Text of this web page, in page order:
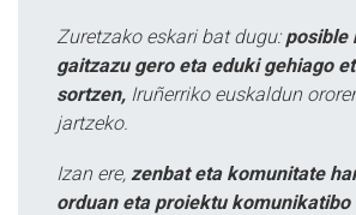
Zuretzako eskari bat dugu: posible
gaitzazu gero eta eduki gehiago
sortzen, Iruñerriko euskaldun
jartzeko.
Izan ere, zenbat eta komunitate
orduan eta proiektu komunikatibo